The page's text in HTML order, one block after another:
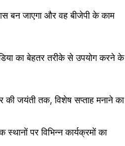
बन जाएगा और वह बीजेपी के काम
का बेहतर तरीके से उपयोग करने के
की जयंती तक, विशेष सप्ताह मनाने का
पर विभिन्न कार्यक्रमों का